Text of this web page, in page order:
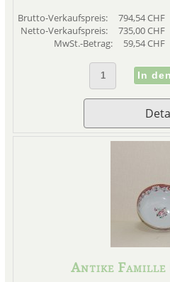
Brutto-Verkaufspreis:
794,54 CHF
Netto-Verkaufspreis:
735,00 CHF
MwSt.-Betrag:
59,54 CHF
Antike Famille